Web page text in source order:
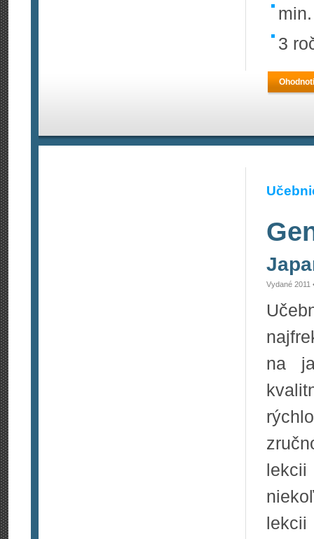
3
Vydané 2011
na
lekcii